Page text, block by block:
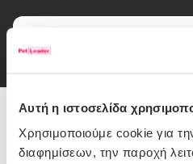
Αυτή η ιστοσελίδα
Χρησιμοποιούμε cookie για
διαφημίσεων, την παροχή
216